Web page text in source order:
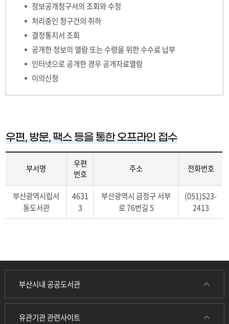
정보공개청구서의 조회와 수정
처리중인 청구건의 취하
결정통지서 조회
공개한 정보의 열람 또는 수령을 위한 수수료 납부
인터넷으로 공개한 경우 공개자료열람
이의신청
우편, 방문, 팩스 등을 통한 오프라인 접수
편,
문,
오
부서명
우편
번호
주소 전화번호
부산광역시립서
동도서관
4631
3
부산광역시 금정구 서부
로 76번길 5
(051)523-
2413
부산시내 공공도서관
유관기관 관련사이트